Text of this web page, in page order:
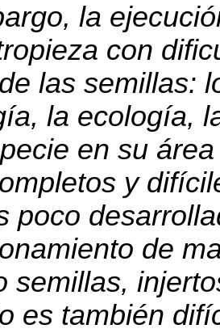
la
con
las semillas:
la ecología,
en su
y
poco
de
semillas,
es también